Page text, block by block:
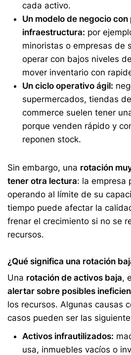
cada activo.
Un modelo de negocio
infraestructura: por
minoristas o empresas de
operar con bajos niveles
mover inventario con
Un ciclo operativo ágil:
supermercados, tiendas
commerce suelen tener
porque venden rápido y
reponen stock.
Sin embargo, una rotación
tener otra lectura: la empresa
operando al límite de su
tiempo puede afectar la
frenar el crecimiento si no se
recursos.
¿Qué significa una rotación
Una rotación de activos baja,
alertar sobre posibles
los recursos. Algunas causas
casos pueden ser las
Activos infrautilizados:
usa, inmuebles vacíos o